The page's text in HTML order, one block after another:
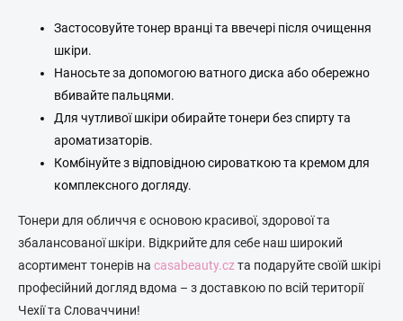
Застосовуйте тонер вранці та ввечері після очищення
шкіри.
Наносьте за допомогою ватного диска або обережно
вбивайте пальцями.
Для чутливої шкіри обирайте тонери без спирту та
ароматизаторів.
Комбінуйте з відповідною сироваткою та кремом для
комплексного догляду.
Тонери для обличчя є основою красивої, здорової та
збалансованої шкіри. Відкрийте для себе наш широкий
асортимент тонерів на casabeauty.czта подаруйте своїй шкірі
професійний догляд вдома – з доставкою по всій території
Чехії та Словаччини!